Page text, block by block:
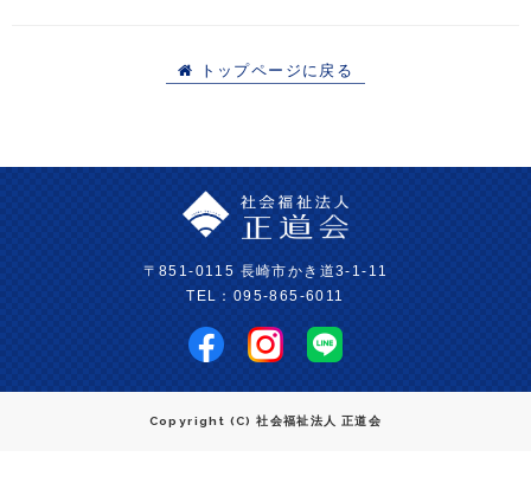
トップページに戻る
〒851-0115 長崎市かき道3-1-11
TEL：095-865-6011
Copyright (C) 社会福祉法人 正道会